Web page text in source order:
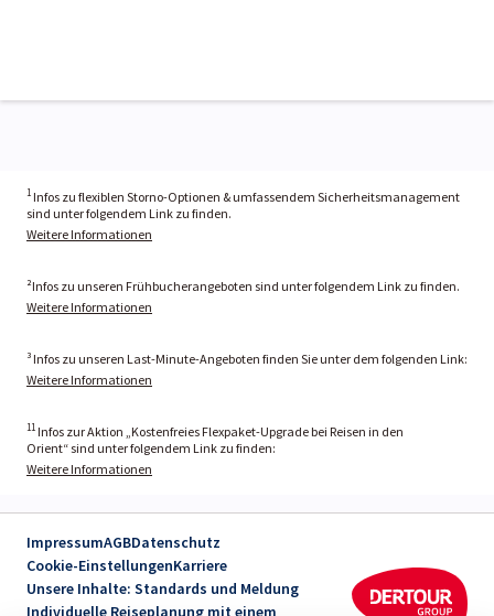
1 Infos zu flexiblen Storno-Optionen & umfassendem Sicherheitsmanagement
sind unter folgendem Link zu finden.
Weitere Informationen
²Infos zu unseren Frühbucherangeboten sind unter folgendem Link zu finden.
Weitere Informationen
³ Infos zu unseren Last-Minute-Angeboten finden Sie unter dem folgenden Link:
Weitere Informationen
11 Infos zur Aktion „Kostenfreies Flexpaket-Upgrade bei Reisen in den
Orient“ sind unter folgendem Link zu finden:
Weitere Informationen
ImpressumAGBDatenschutz
Cookie-EinstellungenKarriere
Unsere Inhalte: Standards und Meldung
Individuelle Reiseplanung mit einem